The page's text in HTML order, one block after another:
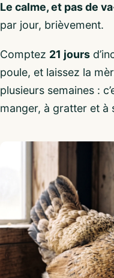
Le calme, et pas de
par jour, brièvement.
Comptez 21 jours
poule, et laissez la
plusieurs semaines :
manger, à gratter et à